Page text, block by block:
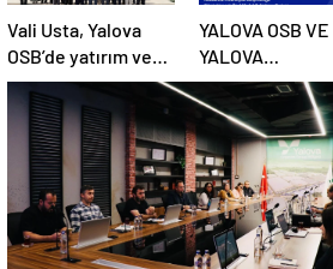
Vali Usta, Yalova
OSB’de yatırım ve
teknoloji projelerini
yerinde inceledi
YALOVA OSB VE
YALOVA
TEKNOPARK’A
AVRUPA BİRLİĞİ
DESTEĞİ